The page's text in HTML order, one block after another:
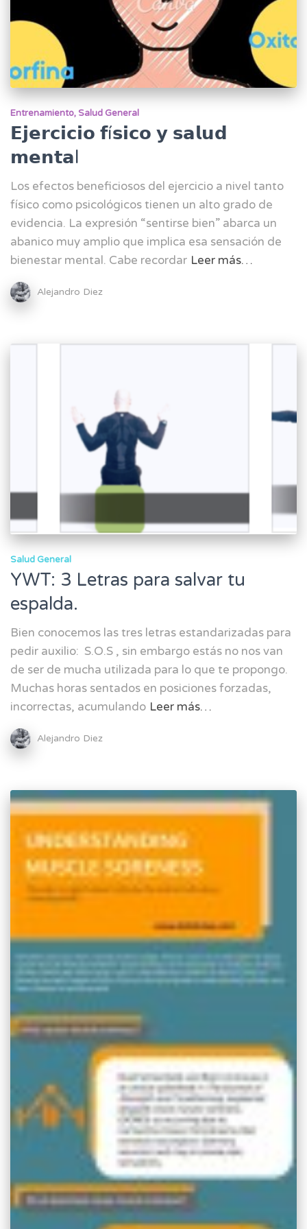
Entrenamiento Salud General
𝗘𝗷𝗲𝗿𝗰𝗶𝗰𝗶𝗼 𝗳í𝘀𝗶𝗰𝗼 𝘆 𝘀𝗮𝗹𝘂𝗱
𝗺𝗲𝗻𝘁𝗮l
Los efectos beneficiosos del ejercicio a nivel tanto
físico como psicológicos tienen un alto grado de
evidencia. La expresión “sentirse bien” abarca un
abanico muy amplio que implica esa sensación de
bienestar mental. Cabe recordar Leer más…
Alejandro Diez
Salud General
YWT: 3 Letras para salvar tu
espalda.
Bien conocemos las tres letras estandarizadas para
pedir auxilio: S.O.S , sin embargo estás no nos van
de ser de mucha utilizada para lo que te propongo.
Muchas horas sentados en posiciones forzadas,
incorrectas, acumulando Leer más…
Alejandro Diez